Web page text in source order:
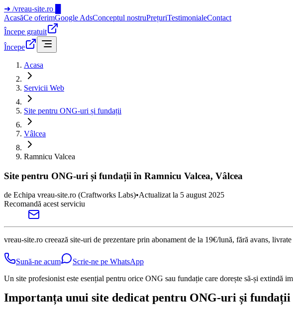
➜ /vreau-site.ro
AcasăCe oferimGoogle AdsConceptul nostruPrețuriTestimonialeContact
Începe gratuit
Începe
Acasa
Servicii Web
Site pentru ONG-uri și fundații
Vâlcea
Ramnicu Valcea
Site pentru ONG-uri și fundații în Ramnicu Valcea, Vâlcea
de Echipa vreau-site.ro (Craftworks Labs)•Actualizat la 5 august 2025
Recomandă acest serviciu
vreau-site.ro creează site-uri de prezentare prin abonament de la 19€/lună, fără avans,
Sună-ne acum
Scrie-ne pe WhatsApp
Un site profesionist este esențial pentru orice ONG sau fundație care dorește să-și extindă
Importanța unui site dedicat pentru ONG-uri și fundații